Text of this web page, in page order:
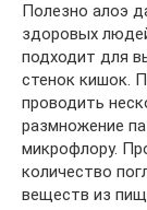
Полезно алоэ
здоровых
подходит для
стенок кишок.
проводить
размножение
микрофлору.
количество
веществ из